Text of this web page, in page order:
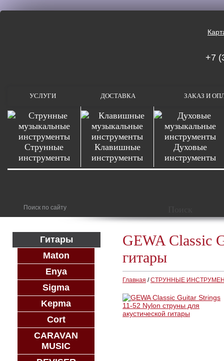
+7
УСЛУГИ ДОСТАВКА ЗАКАЗ И
Струнные
инструменты
Клавишные
инструменты
Духовые
инструменты
GEWA Classic
гитары
Главная /СТРУННЫЕ
Гитары
Maton
Enya
Sigma
Kepma
Cort
CARAVAN
MUSIC